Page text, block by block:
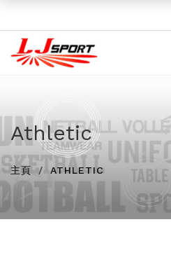
認識 LJ SPORT
為什麼選擇我們？
我們的客戶
球衣
籃球
跑步 / 田徑 hot
龍舟 hot
羽毛球 / 網球
團體服
POLO 恤
熱昇華服裝 hot
衛衣
紀念品
熱昇華強力吸水毛巾
棒球帽
索繩袋
訂購指南
竹炭運動布功能
了解熱昇華印花 hot
常用字體
不同的服裝印刷方式及特點
Athletic
主頁 ATHLETIC